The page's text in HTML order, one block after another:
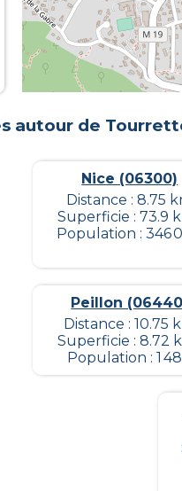
autour de
Nice (06300)
Distance : 8.75
Superficie : 73.9
Population : 346
Peillon
Distance : 10.75
Superficie : 8.72
Population : 1